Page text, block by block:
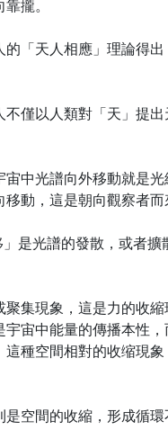
攏。
「天人相應」理論得
僅以人類對「天」提
中光譜向外移動就是
動，這是朝向觀察者而
是光譜的發散，或者
聚集現象，這是力的收
宙中能量的傳播本性
種空間相對的收缩現
空間的收縮，形成循環